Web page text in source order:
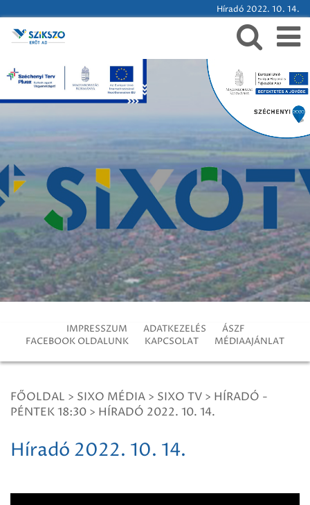
Híradó 2022. 10. 14.
IMPRESSZUM ADATKEZELÉS
ÁSZF
FACEBOOK OLDALUNK
KAPCSOLAT MÉDIAAJÁNLAT
FŐOLDAL > SIXO MÉDIA > SIXO TV > HÍRADÓ -
PÉNTEK 18:30 > HÍRADÓ 2022. 10. 14.
Híradó 2022. 10. 14.